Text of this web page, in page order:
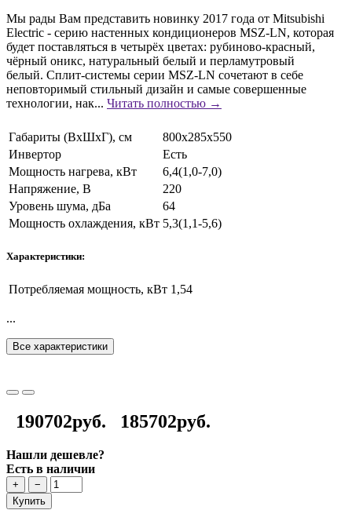
Мы рады Вам представить новинку 2017 года от Mitsubishi
Electric - серию настенных кондиционеров MSZ-LN, которая
будет поставляться в четырёх цветах: рубиново-красный,
чёрный оникс, натуральный белый и перламутровый
белый. Сплит-системы серии MSZ-LN сочетают в себе
неповторимый стильный дизайн и самые совершенные
технологии, нак... Читать полностью →
Габариты (ВхШхГ), см
800х285х550
Инвертор
Есть
Мощность нагрева, кВт
6,4(1,0-7,0)
Напряжение, В
220
Уровень шума, дБа
64
Мощность охлаждения, кВт 5,3(1,1-5,6)
Характеристики:
Потребляемая мощность, кВт 1,54
...
Все характеристики
190702руб. 185702руб.
Нашли дешевле?
Есть в наличии
+
−
Купить